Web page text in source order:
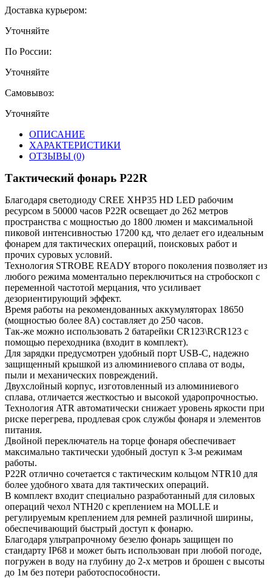
Доставка курьером:
Уточняйте
По России:
Уточняйте
Самовывоз:
Уточняйте
ОПИСАНИЕ
ХАРАКТЕРИСТИКИ
ОТЗЫВЫ (0)
Тактический фонарь P22R
Благодаря светодиоду CREE XHP35 HD LED рабочим
ресурсом в 50000 часов P22R освещает до 262 метров
пространства с мощностью до 1800 люмен и максимальной
пиковой интенсивностью 17200 кд, что делает его идеальным
фонарем для тактических операций, поисковых работ и
прочих суровых условий.
Технология STROBE READY второго поколения позволяет из
любого режима моментально переключиться на стробоскоп с
переменной частотой мерцания, что усиливает
дезориентирующий эффект.
Время работы на рекомендованных аккумуляторах 18650
(мощностью более 8А) составляет до 250 часов.
Так-же можно использовать 2 батарейки CR123\RCR123 с
помощью переходника (входит в комплект).
Для зарядки предусмотрен удобный порт USB-C, надежно
защищенный крышкой из алюминиевого сплава от воды,
пыли и механических повреждений.
Двухслойный корпус, изготовленный из алюминиевого
сплава, отличается жесткостью и высокой ударопрочностью.
Технология ATR автоматически снижает уровень яркости при
риске перегрева, продлевая срок службы фонаря и элементов
питания.
Двойной переключатель на торце фонаря обеспечивает
максимально тактически удобный доступ к 3-м режимам
работы.
P22R отлично сочетается с тактическим кольцом NTR10 для
более удобного хвата для тактических операций.
В комплект входит специально разработанный для силовых
операций чехол NTH20 с креплением на MOLLE и
регулируемым креплением для ремней различной ширины,
обеспечивающий быстрый доступ к фонарю.
Благодаря ультрапрочному безелю фонарь защищен по
стандарту IP68 и может быть использован при любой погоде,
погружен в воду на глубину до 2-х метров и брошен с высоты
до 1м без потери работоспособности.